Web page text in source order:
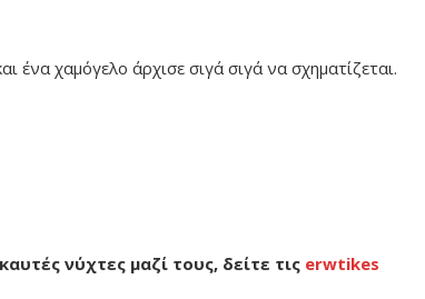
χαμόγελο άρχισε σιγά σιγά να σχηματίζεται.
νύχτες μαζί τους, δείτε τις erwtikes